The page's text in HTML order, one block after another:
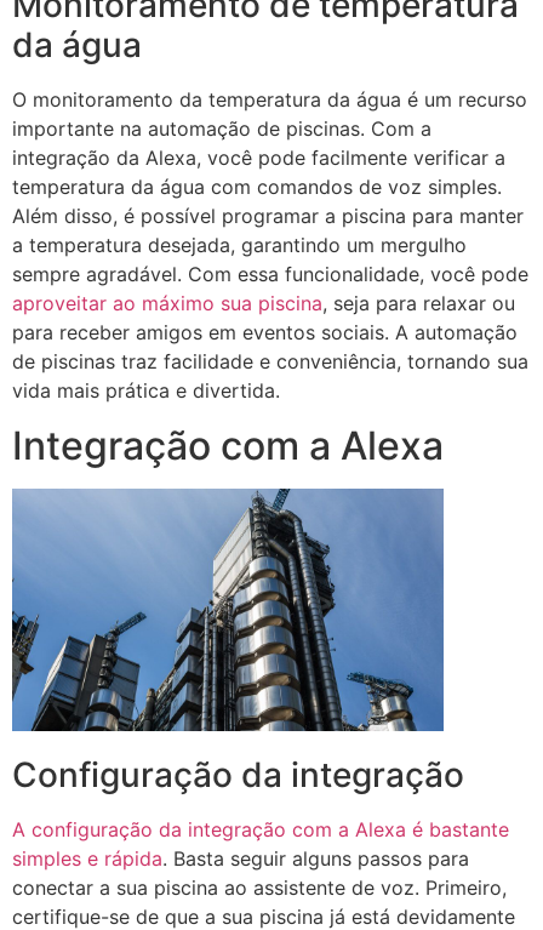
da água
O monitoramento da temperatura da água é um recurso
importante na automação de piscinas. Com a
integração da Alexa, você pode facilmente verificar a
temperatura da água com comandos de voz simples.
Além disso, é possível programar a piscina para manter
a temperatura desejada, garantindo um mergulho
sempre agradável. Com essa funcionalidade, você pode
aproveitar ao máximo sua piscina, seja para relaxar ou
para receber amigos em eventos sociais. A automação
de piscinas traz facilidade e conveniência, tornando sua
vida mais prática e divertida.
Integração com a Alexa
Configuração da integração
A configuração da integração com a Alexa é bastante
simples e rápida. Basta seguir alguns passos para
conectar a sua piscina ao assistente de voz. Primeiro,
certifique-se de que a sua piscina já está devidamente